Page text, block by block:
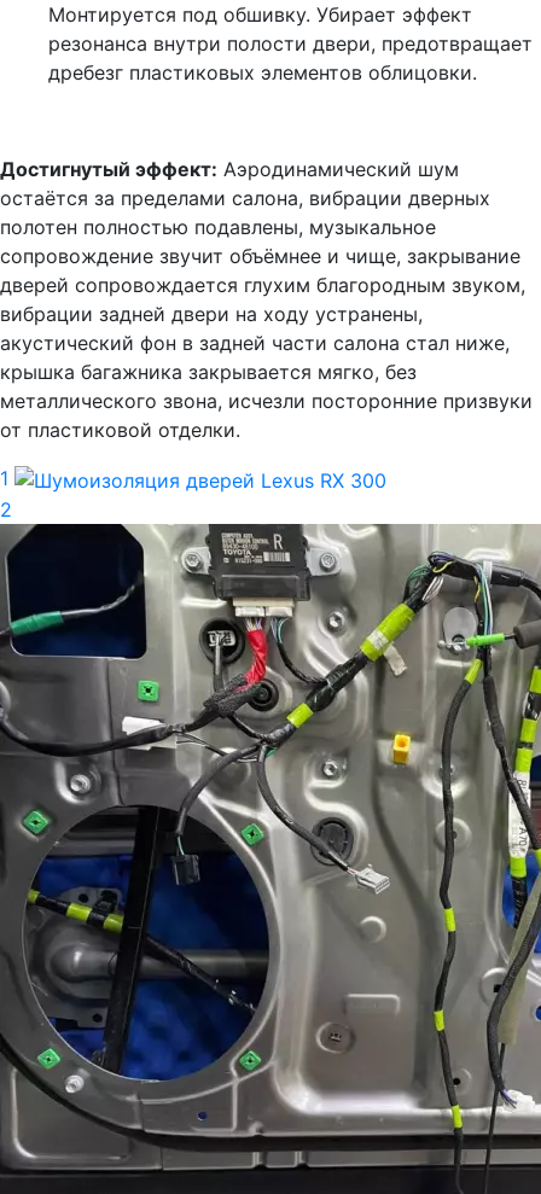
Монтируется под обшивку. Убирает эффект
резонанса внутри полости двери, предотвращает
дребезг пластиковых элементов облицовки.
Достигнутый эффект: Аэродинамический шум
остаётся за пределами салона, вибрации дверных
полотен полностью подавлены, музыкальное
сопровождение звучит объёмнее и чище, закрывание
дверей сопровождается глухим благородным звуком,
вибрации задней двери на ходу устранены,
акустический фон в задней части салона стал ниже,
крышка багажника закрывается мягко, без
металлического звона, исчезли посторонние призвуки
от пластиковой отделки.
1
2